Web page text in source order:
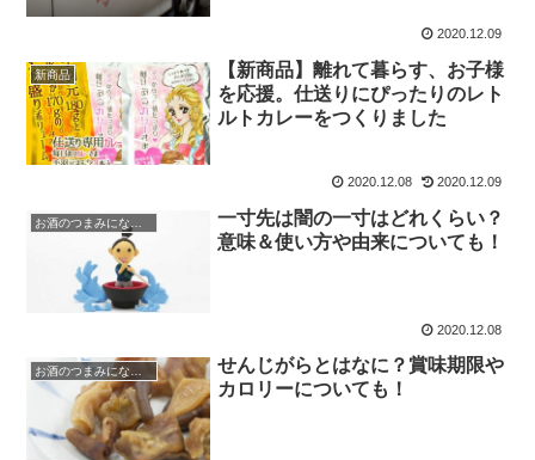
2020.12.09
新商品
【新商品】離れて暮らす、お子様
を応援。仕送りにぴったりのレト
ルトカレーをつくりました
2020.12.08 2020.12.09
一寸先は闇の一寸はどれくらい？
意味＆使い方や由来についても！
2020.12.08
せんじがらとはなに？賞味期限や
カロリーについても！